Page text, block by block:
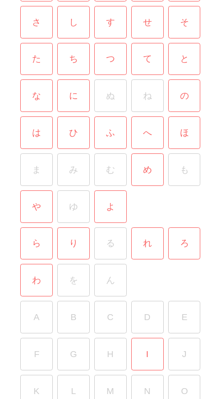
さ し す せ そ
た ち つ て と
な に ぬ ね の
は ひ ふ へ ほ
ま み む め も
や ゆ よ
ら り る れ ろ
わ を ん
A B C D E
F G H I J
K L M N O